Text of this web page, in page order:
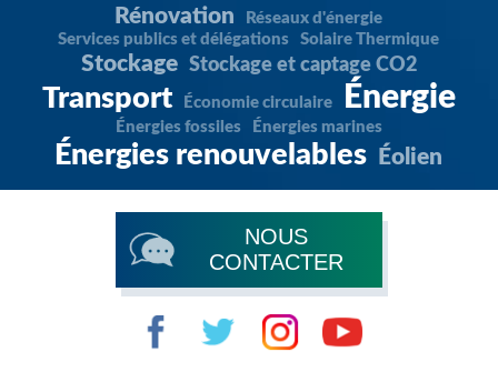
Rénovation
Réseaux d'énergie
Services publics et délégations
Solaire Thermique
Stockage Stockage et captage CO2
Transport Économie circulaire Énergie
Énergies fossiles Énergies marines
Énergies renouvelables Éolien
NOUS
CONTACTER